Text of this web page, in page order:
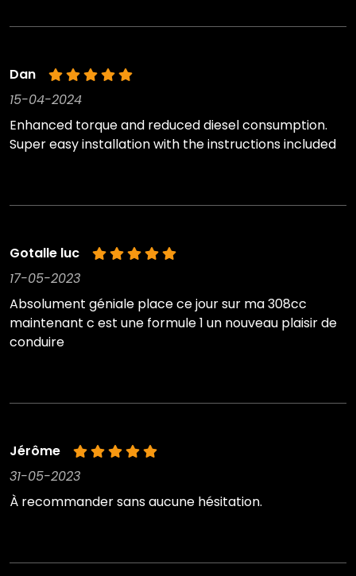
Dan
15-04-2024
Enhanced torque and reduced diesel consumption.
Super easy installation with the instructions included
Gotalle luc
17-05-2023
Absolument géniale place ce jour sur ma 308cc
maintenant c est une formule 1 un nouveau plaisir de
conduire
Jérôme
31-05-2023
À recommander sans aucune hésitation.